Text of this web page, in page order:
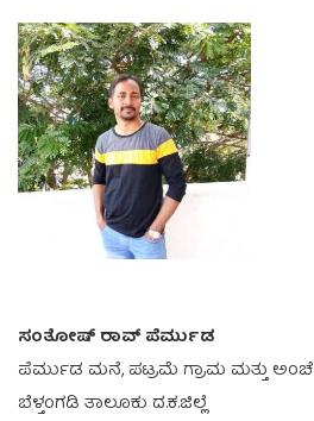
ಸಂತೋಷ್ ರಾವ್ ಪೆರ್ಮುಡ
ಪೆರ್ಮುಡ ಮನೆ, ಪಟ್ರಮೆ ಗ್ರಾಮ ಮತ್ತು ಅಂಚೆ
ಬೆಳ್ತಂಗಡಿ ತಾಲೂಕು ದ.ಕ.ಜಿಲ್ಲೆ